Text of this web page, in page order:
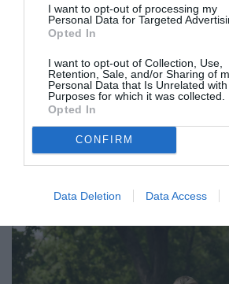
I want to opt-out of processing my
Personal Data for Targeted
Opted In
I want to opt-out of Collection, Use,
Retention, Sale, and/or Sharing of
Personal Data that Is Unrelated
Purposes for which it was collected.
Opted In
CONFIRM
Data Deletion Data Access
βάση για ένα συλλεκτικόlimited
μεταξωτό μαντίλι της
συνεργασία με τηνHydra
παρουσιαστεί πρώτα στην
ενός pop-up τηςHydra Edition,
θα διατίθεται από τη